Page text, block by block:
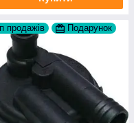
продажів Подарунок